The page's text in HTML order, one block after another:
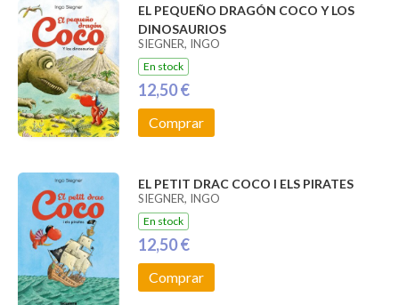
EL PEQUEÑO DRAGÓN COCO Y LOS
DINOSAURIOS
SIEGNER, INGO
En stock
12,50 €
Comprar
EL PETIT DRAC COCO I ELS PIRATES
SIEGNER, INGO
En stock
12,50 €
Comprar